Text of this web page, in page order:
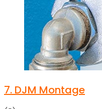
7. DJM Montage